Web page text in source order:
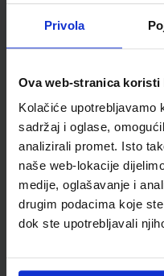
Privola
Ova web-stranica koristi
Kolačiće upotrebljavamo
sadržaj i oglase,
analizirali promet. Isto
naše web-lokacije
medije, oglašavanje i
drugim podacima koje
dok ste upotrebljavali